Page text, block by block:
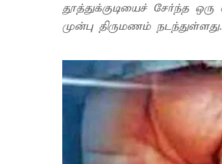
தூத்துக்குடியைச் சேர்ந்த
முன்பு திருமணம் நடந்துள்ளது.